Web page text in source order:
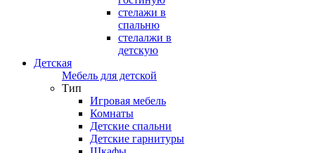
стелажи в
спальню
стелалжи в
детскую
Детская
Мебель для детской
Тип
Игровая мебель
Комнаты
Детские спальни
Детские гарнитуры